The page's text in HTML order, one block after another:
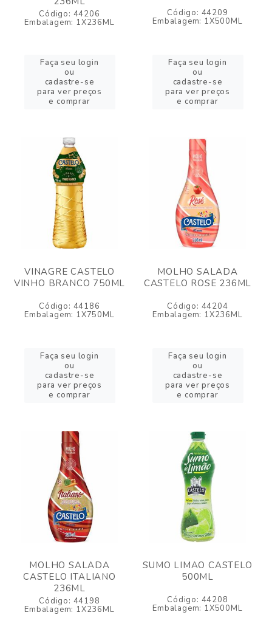
Código: 44206
Embalagem: 1X236ML
Faça seu login
ou
cadastre-se
para ver preços
e comprar
Código: 44209
Embalagem: 1X500ML
Faça seu login
ou
cadastre-se
para ver preços
e comprar
VINAGRE CASTELO
VINHO BRANCO 750ML
Código: 44186
Embalagem: 1X750ML
Faça seu login
ou
cadastre-se
para ver preços
e comprar
MOLHO SALADA
CASTELO ROSE 236ML
Código: 44204
Embalagem: 1X236ML
Faça seu login
ou
cadastre-se
para ver preços
e comprar
MOLHO SALADA
CASTELO ITALIANO
236ML
Código: 44198
Embalagem: 1X236ML
SUMO LIMAO CASTELO
500ML
Código: 44208
Embalagem: 1X500ML